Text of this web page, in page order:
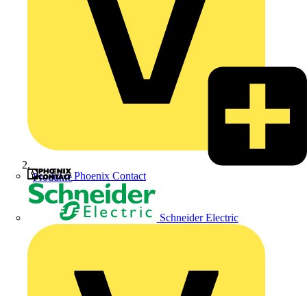
Phoenix Contact
Schneider Electric
Produkte